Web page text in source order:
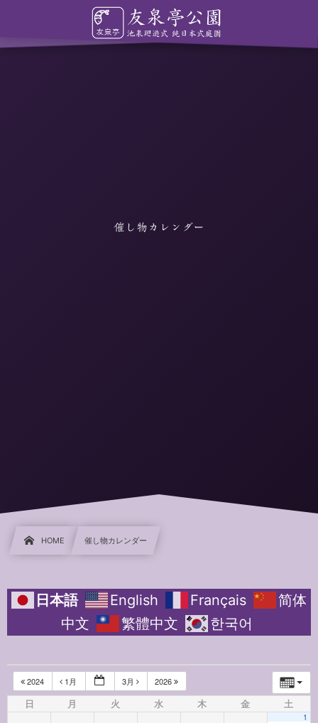
催し物カレンダー
HOME 催し物カレンダー
日本語 English Français
简体
中文
繁體中文 한국어
2024 1月 3月 2026
日 月 火 水 木 金 土
1